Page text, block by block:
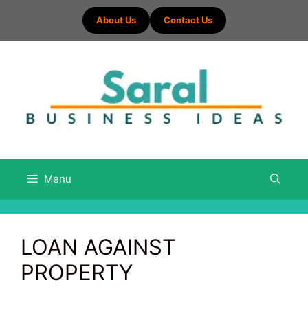
content
About Us Contact Us
Menu
LOAN AGAINST
PROPERTY